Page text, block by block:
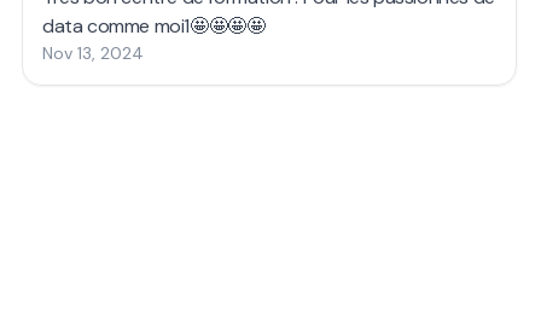
data comme moi1🤩🤩🤩🤩
Nov 13, 2024